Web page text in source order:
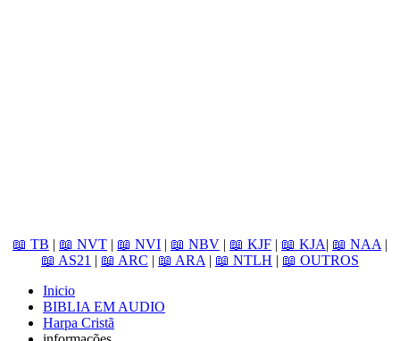
📖 TB | 📖 NVT | 📖 NVI | 📖 NBV | 📖 KJF | 📖 KJA| 📖 NAA |
📖 AS21 | 📖 ARC | 📖 ARA | 📖 NTLH | 📖 OUTROS
Inicio
BIBLIA EM AUDIO
Harpa Cristã